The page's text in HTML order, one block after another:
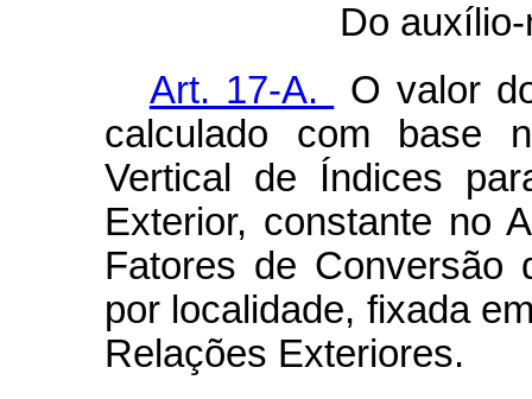
Do
Art. 17-A.
O valor
calculado com base
Vertical de Índices
Exterior, constante no
Fatores de Conversão
por localidade, fixada
Relações Exteriores.